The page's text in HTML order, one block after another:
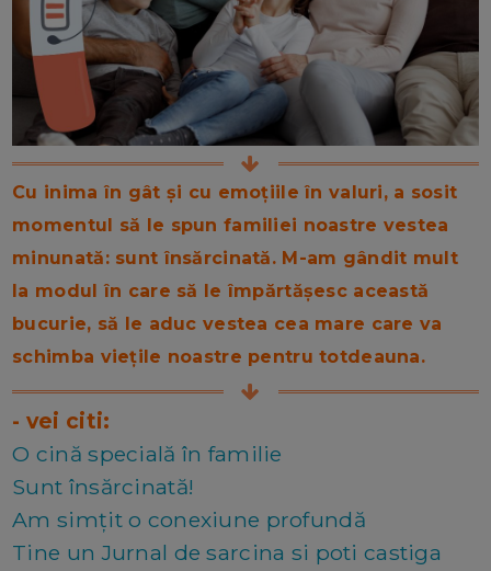
Cu inima în gât și cu emoțiile în valuri, a sosit
momentul să le spun familiei noastre vestea
minunată: sunt însărcinată. M-am gândit mult
la modul în care să le împărtășesc această
bucurie, să le aduc vestea cea mare care va
schimba viețile noastre pentru totdeauna.
- vei citi:
O cină specială în familie
Sunt însărcinată!
Am simțit o conexiune profundă
Tine un Jurnal de sarcina si poti castiga